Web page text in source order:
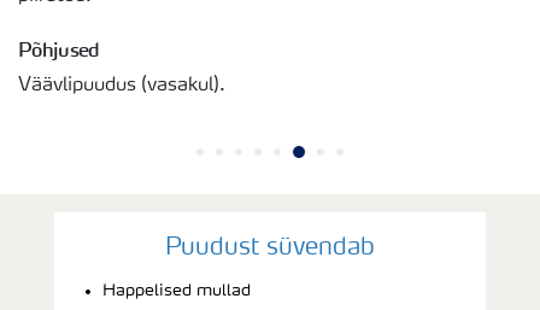
Põhjused
Väävlipuudus (vasakul).
Puudust süvendab
Happelised mullad